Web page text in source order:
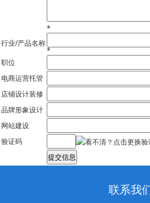
*
行业/产品名称
*
职位
电商运营托管
店铺设计装修
品牌形象设计
网站建设
验证码
联系我